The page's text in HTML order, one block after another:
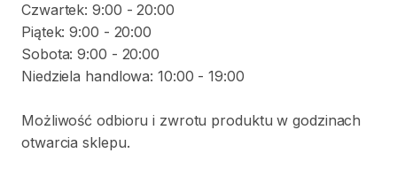
Czwartek: 9:00 - 20:00
Piątek: 9:00 - 20:00
Sobota: 9:00 - 20:00
Niedziela handlowa: 10:00 - 19:00
Możliwość odbioru i zwrotu produktu w godzinach
otwarcia sklepu.